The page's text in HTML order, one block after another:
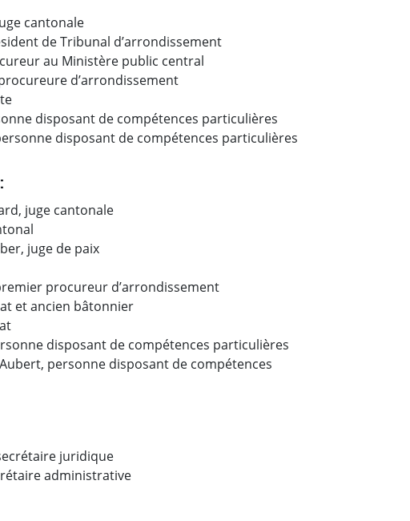
cantonale
de Tribunal d’arrondissement
au Ministère public central
d’arrondissement
disposant de compétences particulières
disposant de compétences particulières
juge cantonale
juge de paix
procureur d’arrondissement
et ancien bâtonnier
disposant de compétences particulières
personne disposant de compétences
juridique
administrative